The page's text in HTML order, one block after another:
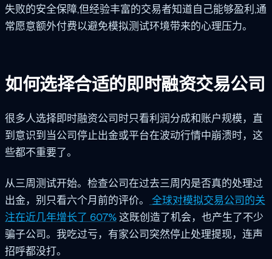
失败的安全保障,但经验丰富的交易者知道自己能够盈利,通
常愿意额外付费以避免模拟测试环境带来的心理压力。
如何选择合适的即时融资交易公司
很多人选择即时融资公司时只看利润分成和账户规模，直
到意识到当公司停止出金或平台在波动行情中崩溃时，这
些都不重要了。
从三周测试开始。检查公司在过去三周内是否真的处理过
出金，别只看六个月前的评价。
全球对模拟交易公司的关
注在近几年增长了 607%这既创造了机会，也产生了不少
骗子公司。我吃过亏，有家公司突然停止处理提现，连声
招呼都没打。